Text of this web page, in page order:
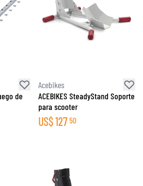
de
Acebikes
ACEBIKES SteadyStand Soporte
para scooter
US$127 50